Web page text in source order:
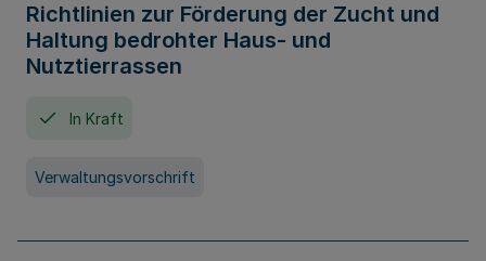
Richtlinien zur Förderung der Zucht und
Haltung bedrohter Haus- und
Nutztierrassen
In Kraft
Verwaltungsvorschrift